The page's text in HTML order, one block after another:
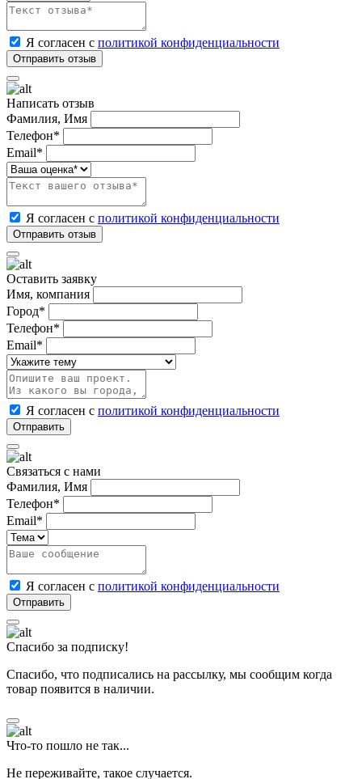
Я согласен с политикой конфиденциальности
Написать отзыв
Фамилия, Имя
Телефон*
Email*
Я согласен с политикой конфиденциальности
Оставить заявку
Имя, компания
Город*
Телефон*
Email*
Я согласен с политикой конфиденциальности
Связаться с нами
Фамилия, Имя
Телефон*
Email*
Я согласен с политикой конфиденциальности
Спасибо за подписку!
Спасибо, что подписались на рассылку, мы сообщим когда
товар появится в наличии.
Что-то пошло не так...
Не переживайте, такое случается.